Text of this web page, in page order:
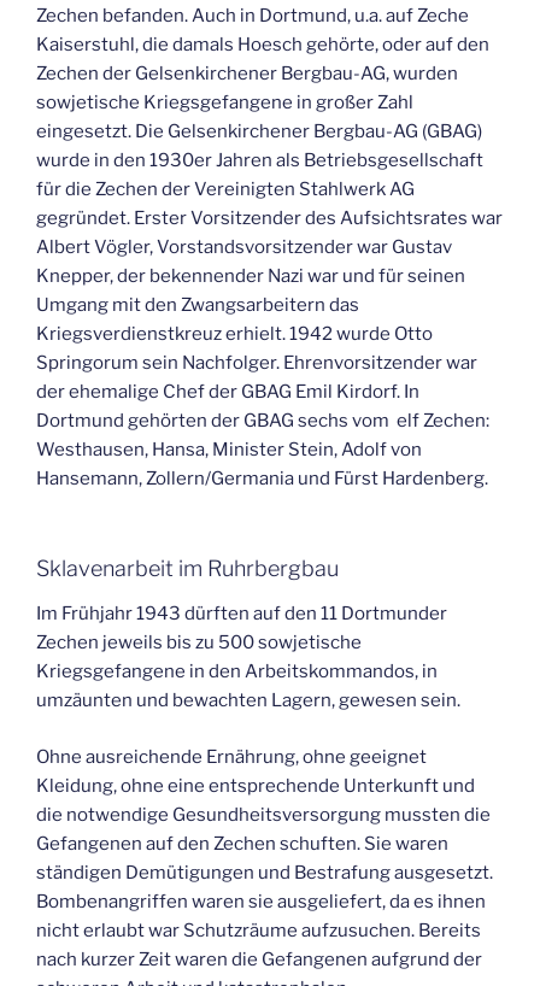
Zechen befanden. Auch in Dortmund, u.a. auf Zeche
Kaiserstuhl, die damals Hoesch gehörte, oder auf den
Zechen der Gelsenkirchener Bergbau-AG, wurden
sowjetische Kriegsgefangene in großer Zahl
eingesetzt. Die Gelsenkirchener Bergbau-AG (GBAG)
wurde in den 1930er Jahren als Betriebsgesellschaft
für die Zechen der Vereinigten Stahlwerk AG
gegründet. Erster Vorsitzender des Aufsichtsrates war
Albert Vögler, Vorstandsvorsitzender war Gustav
Knepper, der bekennender Nazi war und für seinen
Umgang mit den Zwangsarbeitern das
Kriegsverdienstkreuz erhielt. 1942 wurde Otto
Springorum sein Nachfolger. Ehrenvorsitzender war
der ehemalige Chef der GBAG Emil Kirdorf. In
Dortmund gehörten der GBAG sechs vom elf Zechen:
Westhausen, Hansa, Minister Stein, Adolf von
Hansemann, Zollern/Germania und Fürst Hardenberg.
Sklavenarbeit im Ruhrbergbau
Im Frühjahr 1943 dürften auf den 11 Dortmunder
Zechen jeweils bis zu 500 sowjetische
Kriegsgefangene in den Arbeitskommandos, in
umzäunten und bewachten Lagern, gewesen sein.
Ohne ausreichende Ernährung, ohne geeignet
Kleidung, ohne eine entsprechende Unterkunft und
die notwendige Gesundheitsversorgung mussten die
Gefangenen auf den Zechen schuften. Sie waren
ständigen Demütigungen und Bestrafung ausgesetzt.
Bombenangriffen waren sie ausgeliefert, da es ihnen
nicht erlaubt war Schutzräume aufzusuchen. Bereits
nach kurzer Zeit waren die Gefangenen aufgrund der